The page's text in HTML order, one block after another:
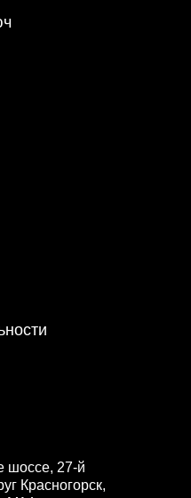
шоссе, 27-й
Красногорск,